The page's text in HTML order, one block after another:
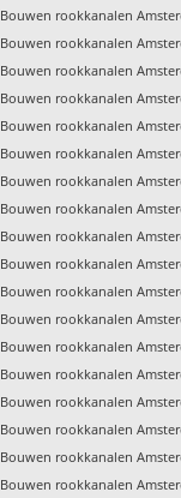
Bouwen rookkanalen
Bouwen rookkanalen
Bouwen rookkanalen
Bouwen rookkanalen
Bouwen rookkanalen
Bouwen rookkanalen
Bouwen rookkanalen
Bouwen rookkanalen
Bouwen rookkanalen
Bouwen rookkanalen
Bouwen rookkanalen
Bouwen rookkanalen
Bouwen rookkanalen
Bouwen rookkanalen
Bouwen rookkanalen
Bouwen rookkanalen
Bouwen rookkanalen
Bouwen rookkanalen